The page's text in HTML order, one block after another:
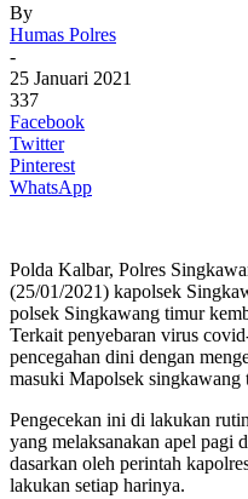
By
Humas Polres
-
25 Januari 2021
337
Facebook
Twitter
Pinterest
WhatsApp
Polda Kalbar, Polres
(25/01/2021) kapolsek
polsek Singkawang timur
Terkait penyebaran virus
pencegahan dini dengan
masuki Mapolsek singkawang
Pengecekan ini di lakukan
yang melaksanakan apel pagi
dasarkan oleh perintah
lakukan setiap harinya.